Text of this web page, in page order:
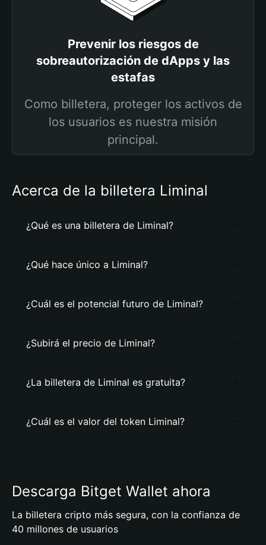
Prevenir los riesgos de
sobreautorización de dApps y las
estafas
Como billetera, proteger los activos de
los usuarios es nuestra misión
principal.
Acerca de la billetera Liminal
¿Qué es una billetera de Liminal?
¿Qué hace único a Liminal?
¿Cuál es el potencial futuro de Liminal?
¿Subirá el precio de Liminal?
¿La billetera de Liminal es gratuita?
¿Cuál es el valor del token Liminal?
Descarga Bitget Wallet ahora
La billetera cripto más segura, con la confianza de
40 millones de usuarios